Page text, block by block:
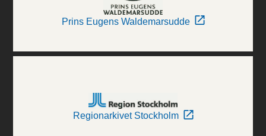
Prins Eugens Waldemarsudde
Regionarkivet Stockholm